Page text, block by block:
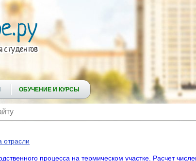
ОБУЧЕНИЕ И КУРСЫ
отрасли
процесса на термическом участке. Расчет